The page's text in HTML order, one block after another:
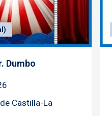
Dumbo
Castilla-La